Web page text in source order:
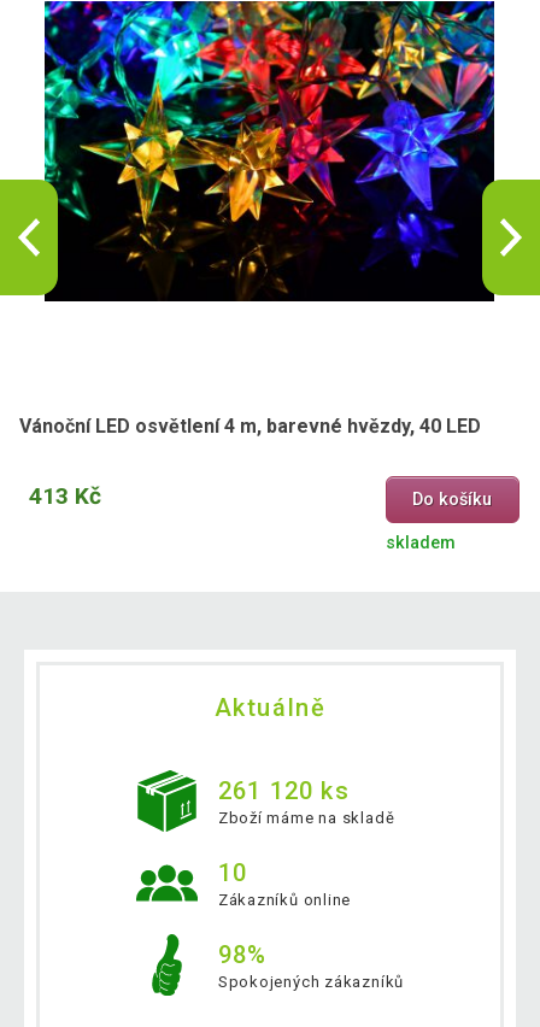
Vánoční LED osvětlení 4 m, barevné hvězdy, 40 LED
413 Kč Do košíku
skladem
Aktuálně
261 120 ks
Zboží máme na skladě
10
Zákazníků online
98%
Spokojených zákazníků